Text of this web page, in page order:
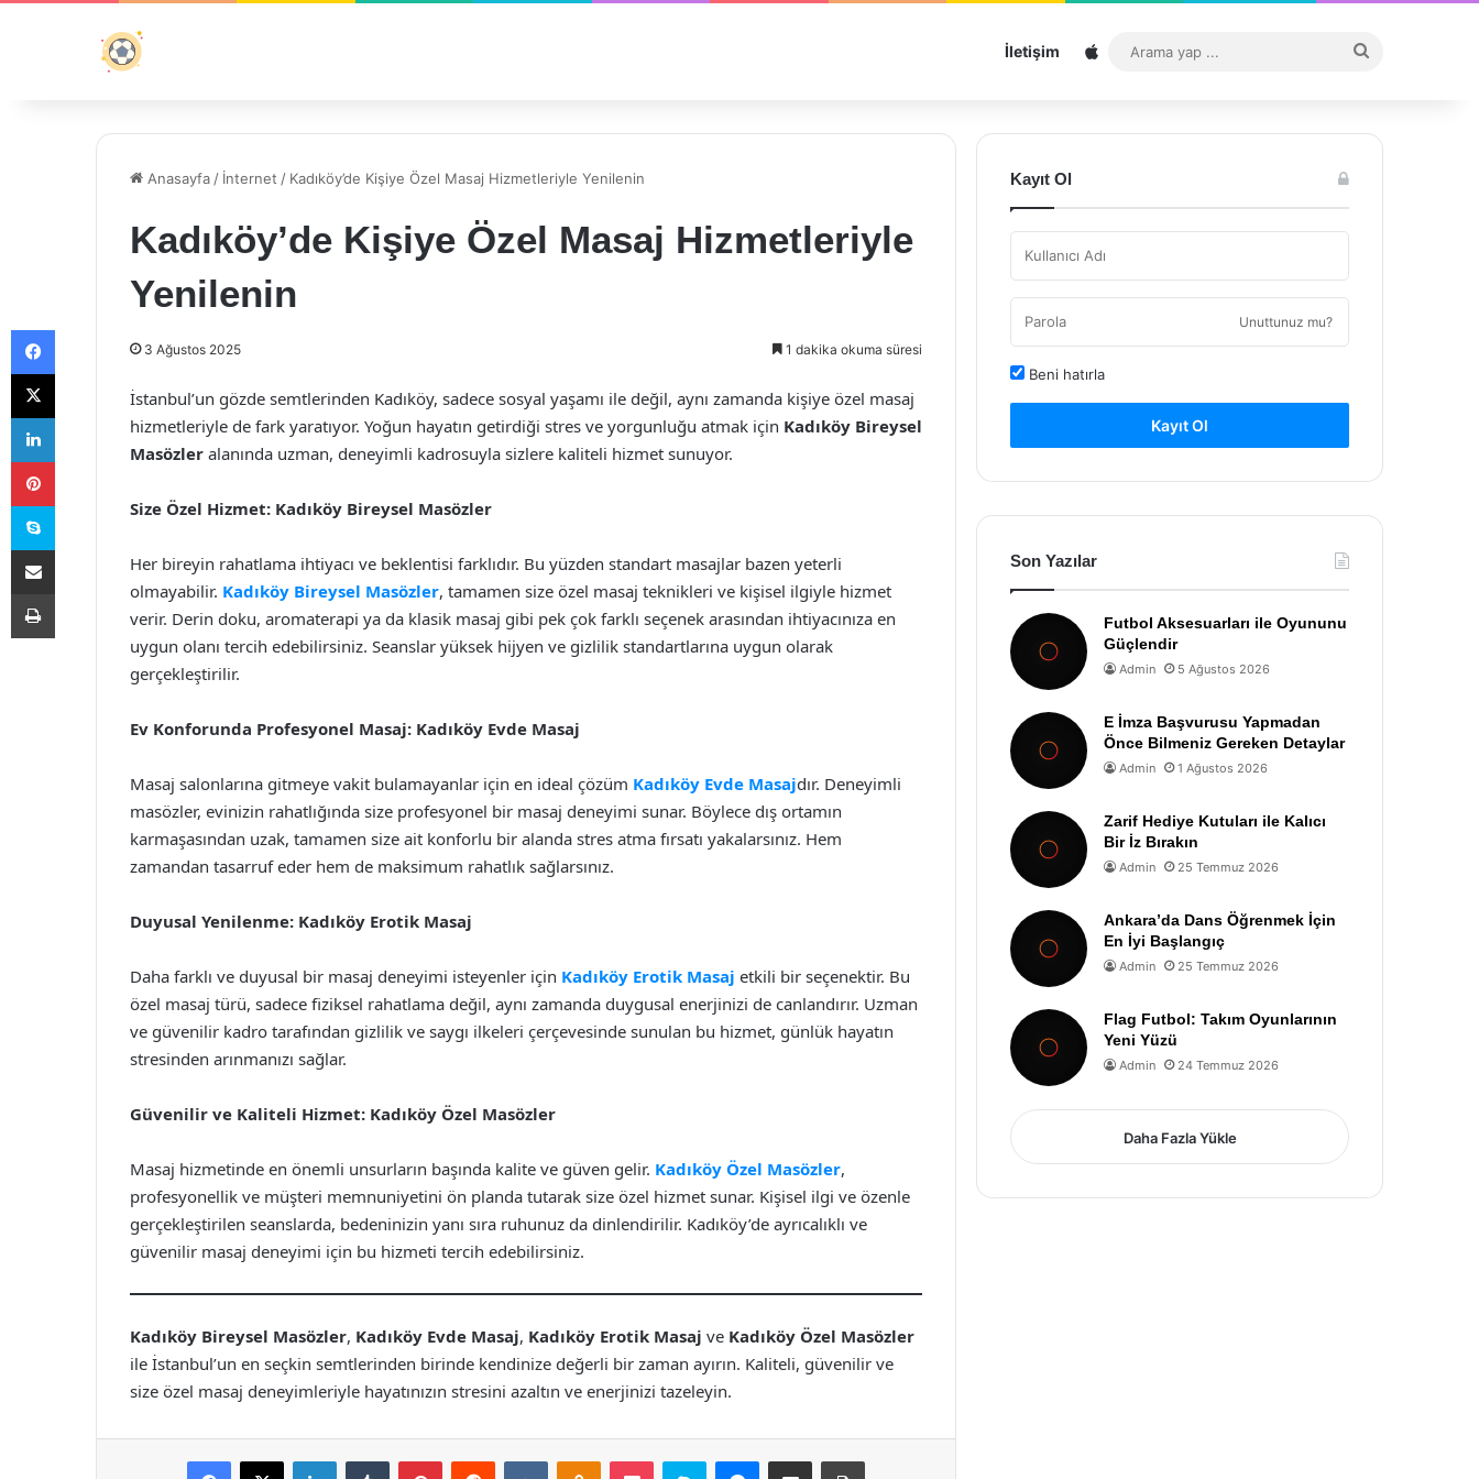
İletişim Sitemap
...
Anasayfa / İnternet / Kadıköy’de Kişiye Özel Masaj Hizmetleriyle Yenilenin
Kadıköy’de Kişiye Özel Masaj Hizmetleriyle
Yenilenin
3 Ağustos 2025 1 dakika okuma süresi
İstanbul’un gözde semtlerinden Kadıköy, sadece sosyal yaşamı ile değil, aynı zamanda kişiye özel masaj
hizmetleriyle de fark yaratıyor. Yoğun hayatın getirdiği stres ve yorgunluğu atmak için Kadıköy Bireysel
Masözler alanında uzman, deneyimli kadrosuyla sizlere kaliteli hizmet sunuyor.
Size Özel Hizmet: Kadıköy Bireysel Masözler
Her bireyin rahatlama ihtiyacı ve beklentisi farklıdır. Bu yüzden standart masajlar bazen yeterli
olmayabilir. Kadıköy Bireysel Masözler, tamamen size özel masaj teknikleri ve kişisel ilgiyle hizmet
verir. Derin doku, aromaterapi ya da klasik masaj gibi pek çok farklı seçenek arasından ihtiyacınıza en
uygun olanı tercih edebilirsiniz. Seanslar yüksek hijyen ve gizlilik standartlarına uygun olarak
gerçekleştirilir.
Ev Konforunda Profesyonel Masaj: Kadıköy Evde Masaj
Masaj salonlarına gitmeye vakit bulamayanlar için en ideal çözüm Kadıköy Evde Masajdır. Deneyimli
masözler, evinizin rahatlığında size profesyonel bir masaj deneyimi sunar. Böylece dış ortamın
karmaşasından uzak, tamamen size ait konforlu bir alanda stres atma fırsatı yakalarsınız. Hem
zamandan tasarruf eder hem de maksimum rahatlık sağlarsınız.
Duyusal Yenilenme: Kadıköy Erotik Masaj
Daha farklı ve duyusal bir masaj deneyimi isteyenler için Kadıköy Erotik Masaj etkili bir seçenektir. Bu
özel masaj türü, sadece fiziksel rahatlama değil, aynı zamanda duygusal enerjinizi de canlandırır. Uzman
ve güvenilir kadro tarafından gizlilik ve saygı ilkeleri çerçevesinde sunulan bu hizmet, günlük hayatın
stresinden arınmanızı sağlar.
Güvenilir ve Kaliteli Hizmet: Kadıköy Özel Masözler
Masaj hizmetinde en önemli unsurların başında kalite ve güven gelir. Kadıköy Özel Masözler,
profesyonellik ve müşteri memnuniyetini ön planda tutarak size özel hizmet sunar. Kişisel ilgi ve özenle
gerçekleştirilen seanslarda, bedeninizin yanı sıra ruhunuz da dinlendirilir. Kadıköy’de ayrıcalıklı ve
güvenilir masaj deneyimi için bu hizmeti tercih edebilirsiniz.
Kadıköy Bireysel Masözler, Kadıköy Evde Masaj, Kadıköy Erotik Masaj ve Kadıköy Özel Masözler
ile İstanbul’un en seçkin semtlerinden birinde kendinize değerli bir zaman ayırın. Kaliteli, güvenilir ve
size özel masaj deneyimleriyle hayatınızın stresini azaltın ve enerjinizi tazeleyin.
Facebook
X LinkedInTumblr PinterestReddit VKontakteOdnoklassniki
Pocket Skype Messenger
E-Posta ile paylaş Yazdır
Kayıt Ol
Unuttunuz mu?
Beni hatırla
Kayıt Ol
Son Yazılar
Futbol Aksesuarları ile Oyununu
Güçlendir
Admin 5 Ağustos 2026
E İmza Başvurusu Yapmadan
Önce Bilmeniz Gereken Detaylar
Admin 1 Ağustos 2026
Zarif Hediye Kutuları ile Kalıcı
Bir İz Bırakın
Admin 25 Temmuz 2026
Ankara’da Dans Öğrenmek İçin
En İyi Başlangıç
Admin 25 Temmuz 2026
Flag Futbol: Takım Oyunlarının
Yeni Yüzü
Admin 24 Temmuz 2026
Daha Fazla Yükle
Facebook
X
LinkedIn
Pinterest
Skype
E-Posta ile paylaş